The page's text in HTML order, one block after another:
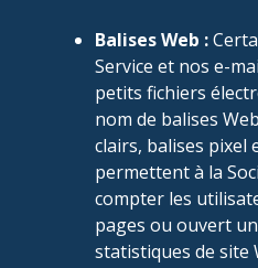
Balises Web :
Service et nos e-
petits fichiers
nom de balises
clairs, balises pixel
permettent à la
compter les
pages ou ouvert
statistiques de site